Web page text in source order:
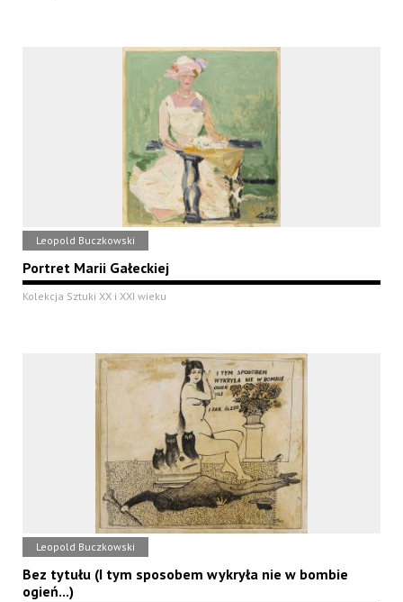
Leopold Buczkowski
Portret Marii Gałeckiej
Kolekcja Sztuki XX i XXI wieku
Leopold Buczkowski
Bez tytułu (I tym sposobem wykryła nie w bombie
ogień...)